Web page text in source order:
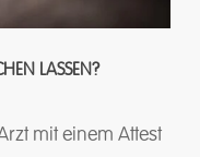
LASSEN?
mit einem Attest